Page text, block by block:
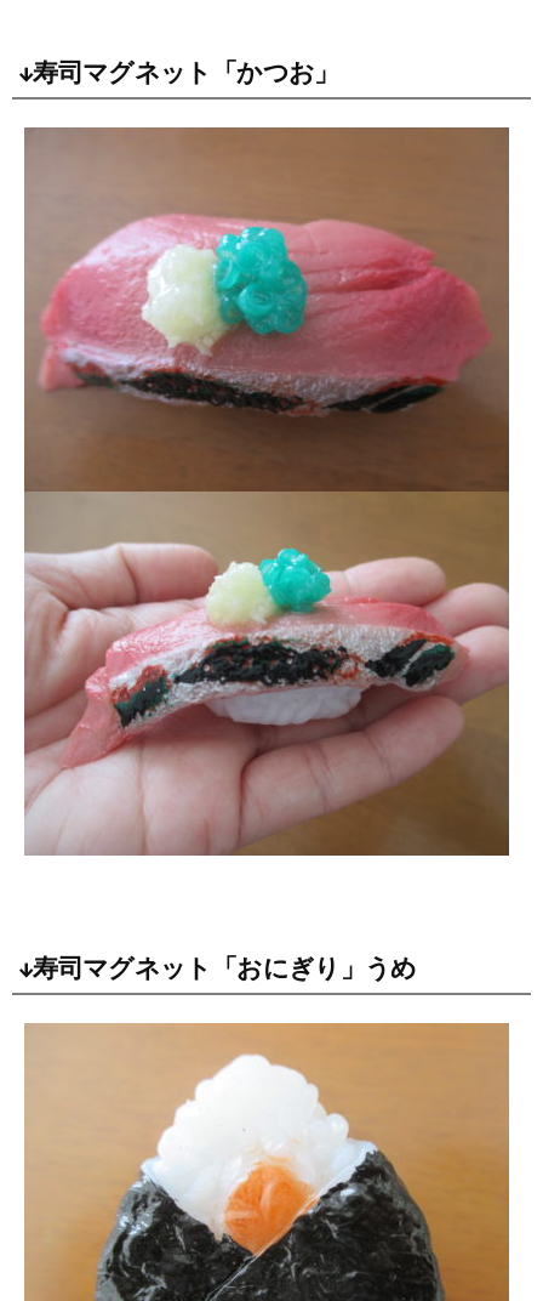
↓寿司マグネット「かつお」
↓寿司マグネット「おにぎり」うめ